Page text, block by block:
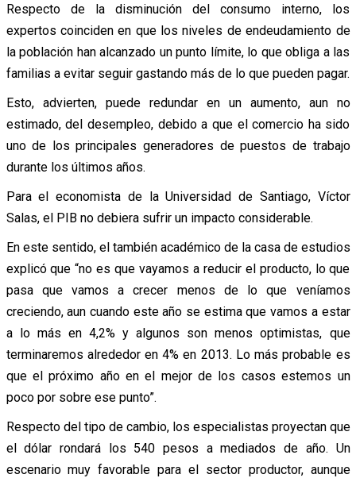
Respecto de la disminución del consumo interno, los
expertos coinciden en que los niveles de endeudamiento de
la población han alcanzado un punto límite, lo que obliga a las
familias a evitar seguir gastando más de lo que pueden pagar.
Esto, advierten, puede redundar en un aumento, aun no
estimado, del desempleo, debido a que el comercio ha sido
uno de los principales generadores de puestos de trabajo
durante los últimos años.
Para el economista de la Universidad de Santiago, Víctor
Salas, el PIB no debiera sufrir un impacto considerable.
En este sentido, el también académico de la casa de estudios
explicó que “no es que vayamos a reducir el producto, lo que
pasa que vamos a crecer menos de lo que veníamos
creciendo, aun cuando este año se estima que vamos a estar
a lo más en 4,2% y algunos son menos optimistas, que
terminaremos alrededor en 4% en 2013. Lo más probable es
que el próximo año en el mejor de los casos estemos un
poco por sobre ese punto”.
Respecto del tipo de cambio, los especialistas proyectan que
el dólar rondará los 540 pesos a mediados de año. Un
escenario muy favorable para el sector productor, aunque